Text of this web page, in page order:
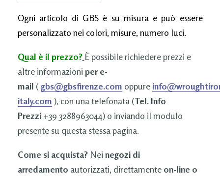
Ogni articolo di GBS è su misura e può essere
personalizzato nei colori, misure, numero luci.
Qual è il prezzo? È possibile richiedere prezzi e
altre informazioni per e-
mail ( gbs@gbsfirenze.com oppure
italy.com ), con una telefonata (Tel. Info
Prezzi+39 3288963044) o inviando il modulo
presente su questa stessa pagina.
Come si acquista?Nei negozi di
arredamento autorizzati, direttamente on-line o